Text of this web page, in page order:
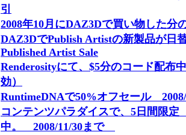
引
2008年10月にDAZ3Dで買い物した分
DAZ3DでPublish Artistの新製品が
Published Artist Sale
Renderosityにて、$5分のコード配布
効）
RuntimeDNAで50%オフセール
コンテンツパラダイスで、5日間限
中。 2008/11/30まで